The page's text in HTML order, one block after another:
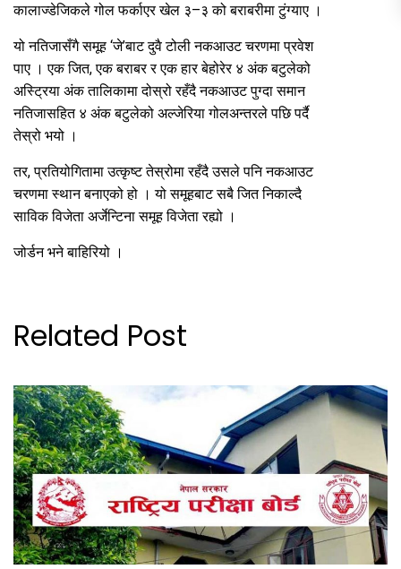
कालाज्डेजिकले गोल फर्काएर खेल ३–३ को बराबरीमा टुंग्याए ।
यो नतिजासँगै समूह ‘जे’बाट दुवै टोली नकआउट चरणमा प्रवेश
पाए । एक जित, एक बराबर र एक हार बेहोरेर ४ अंक बटुलेको
अस्ट्रिया अंक तालिकामा दोस्रो रहँदै नकआउट पुग्दा समान
नतिजासहित ४ अंक बटुलेको अल्जेरिया गोलअन्तरले पछि पर्दै
तेस्रो भयो ।
तर, प्रतियोगितामा उत्कृष्ट तेस्रोमा रहँदै उसले पनि नकआउट
चरणमा स्थान बनाएको हो । यो समूहबाट सबै जित निकाल्दै
साविक विजेता अर्जेन्टिना समूह विजेता रह्यो ।
जोर्डन भने बाहिरियो ।
Related Post